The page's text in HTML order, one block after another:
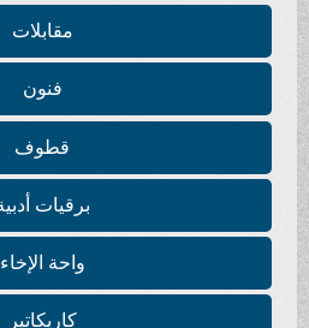
مقابلات
فنون
قطوف
برقيات أدبية
واحة الإخاء
كاريكاتير